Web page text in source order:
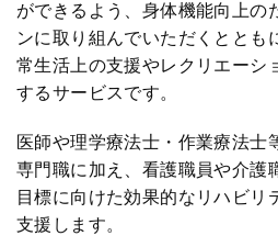
ができるよう、身体機能向上の
ンに取り組んでいただくととも
常生活上の支援やレクリエーシ
するサービスです。
医師や理学療法士・作業療法士
専門職に加え、看護職員や介護
目標に向けた効果的なリハビリ
支援します。